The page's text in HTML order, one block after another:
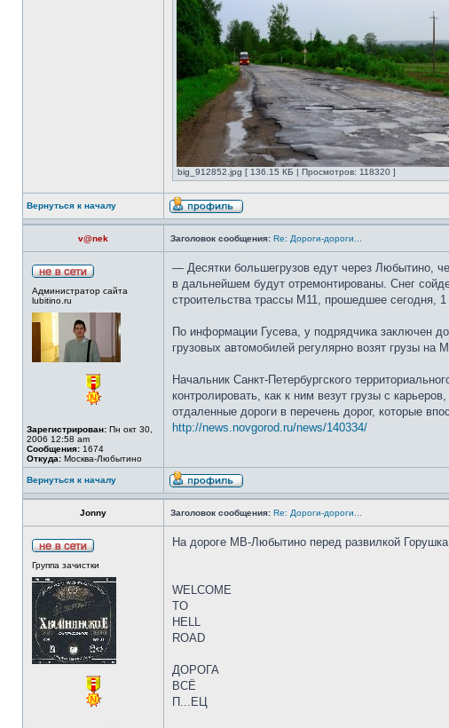
big_912852.jpg [ 136.15 КБ | Просмотров: 118320 ]
Вернуться к началу
v@nek Заголовок сообщения: Re: Дороги-дороги...
Администратор сайта
lubitino.ru
Зарегистрирован: Пн окт 30,
2006 12:58 am
Сообщения: 1674
Откуда: Москва-Любытино
— Десятки большегрузов едут через Любытино,
в дальнейшем будут отремонтированы. Снег
строительства трассы М11, прошедшее сегодня,
По информации Гусева, у подрядчика заключен
грузовых автомобилей регулярно возят грузы на
Начальник Санкт-Петербургского
контролировать, как к ним везут грузы с
отдаленные дороги в перечень дорог, которые
http://news.novgorod.ru/news/140334/
Вернуться к началу
Jonny Заголовок сообщения: Re: Дороги-дороги...
Группа зачистки
На дороге МВ-Любытино перед развилкой
WELCOME
TO
HELL
ROAD
ДОРОГА
ВСЁ
П...ЕЦ